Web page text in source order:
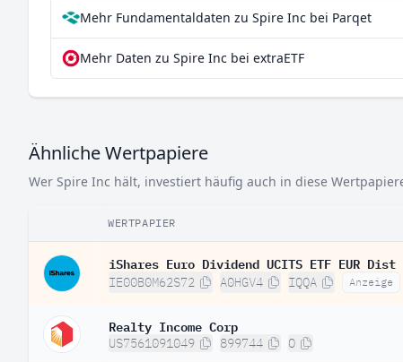
Mehr Fundamentaldaten zu Spire Inc bei Parqet
Mehr Daten zu Spire Inc bei extraETF
Ähnliche Wertpapiere
Wer Spire Inc hält, investiert häufig auch in diese
WERTPAPIER
iShares Euro Dividend UCITS ETF EUR Dist
IE00B0M62S72 A0HGV4 IQQA Anzeige
Realty Income Corp
US7561091049 899744 O